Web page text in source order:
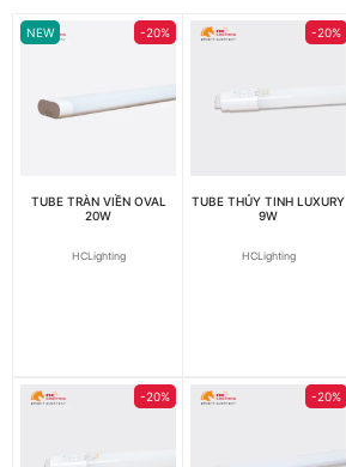
-20%
NEW
TUBE TRÀN VIỀN OVAL
20W
HCLighting
-20%
TUBE THỦY TINH LUXURY
9W
HCLighting
-20% -20%